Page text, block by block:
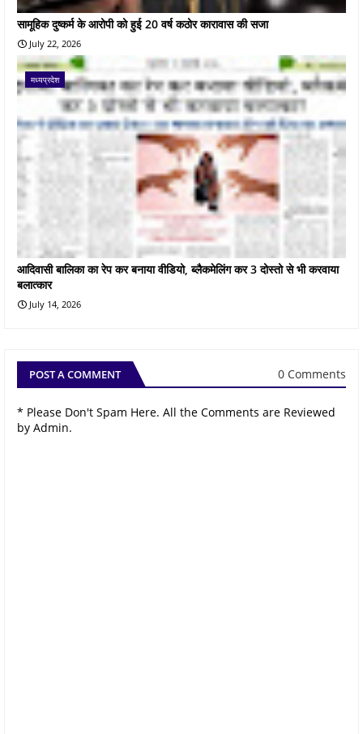
सामूहिक दुष्कर्म के आरोपी को हुई 20 वर्ष कठोर कारावास की सजा
July 22, 2026
मध्यप्रदेश
आदिवासी बालिका का रेप कर बनाया वीडियो, ब्लैकमेलिंग कर 3 दोस्तो से भी करवाया
बलात्कार
July 14, 2026
POST A COMMENT 0 Comments
* Please Don't Spam Here. All the Comments are Reviewed
by Admin.